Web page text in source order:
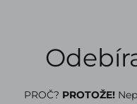
PROČ? PROTOŽE!